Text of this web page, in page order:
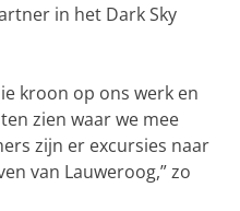
in het Dark Sky
kroon op ons werk en
zien waar we mee
zijn er excursies naar
van Lauweroog,” zo